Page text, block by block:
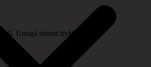
Unngå stramt trykk før det.